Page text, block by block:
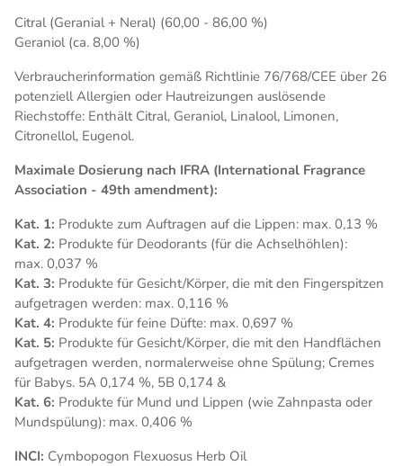
Citral (Geranial + Neral) (60,00 - 86,00 %)
Geraniol (ca. 8,00 %)
Verbraucherinformation gemäß Richtlinie 76/768/CEE über 26
potenziell Allergien oder Hautreizungen auslösende
Riechstoffe: Enthält Citral, Geraniol, Linalool, Limonen,
Citronellol, Eugenol.
Maximale Dosierung nach IFRA (International Fragrance
Association - 49th amendment):
Kat. 1: Produkte zum Auftragen auf die Lippen: max. 0,13 %
Kat. 2: Produkte für Deodorants (für die Achselhöhlen):
max. 0,037 %
Kat. 3: Produkte für Gesicht/Körper, die mit den Fingerspitzen
aufgetragen werden: max. 0,116 %
Kat. 4: Produkte für feine Düfte: max. 0,697 %
Kat. 5: Produkte für Gesicht/Körper, die mit den Handflächen
aufgetragen werden, normalerweise ohne Spülung; Cremes
für Babys. 5A 0,174 %, 5B 0,174 &
Kat. 6: Produkte für Mund und Lippen (wie Zahnpasta oder
Mundspülung): max. 0,406 %
INCI: Cymbopogon Flexuosus Herb Oil